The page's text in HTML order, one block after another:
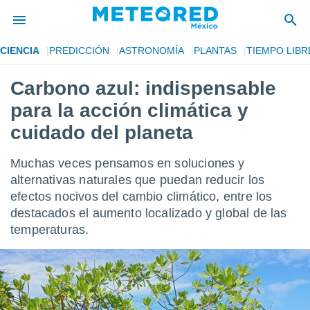
de
ha sido
para
que se
calidad.
a este
las
forma
digital
basada
CIENCIA PREDICCIÓN ASTRONOMÍA PLANTAS TIEMPO
Carbono azul: indispensable
para la acción climática y
cuidado del planeta
Muchas veces pensamos en soluciones y
alternativas naturales que puedan reducir los
efectos nocivos del cambio climático, entre los
destacados el aumento localizado y global de las
temperaturas.